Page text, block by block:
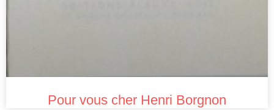
Pour vous cher Henri Borgnon